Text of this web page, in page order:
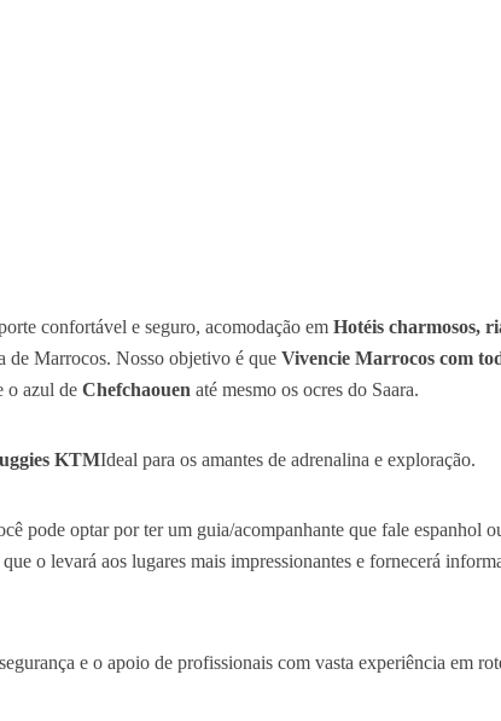
confortável e seguro, acomodação em Hotéis charmosos,
de Marrocos. Nosso objetivo é que Vivencie Marrocos com
o azul de Chefchaouen até mesmo os ocres do Saara.
KTMIdeal para os amantes de adrenalina e exploração.
pode optar por ter um guia/acompanhante que fale espanhol
o levará aos lugares mais impressionantes e fornecerá
e o apoio de profissionais com vasta experiência em